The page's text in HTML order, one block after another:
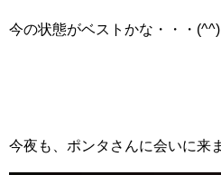
今の状態がベストかな・・・(^^)
今夜も、ポンタさんに会いに来